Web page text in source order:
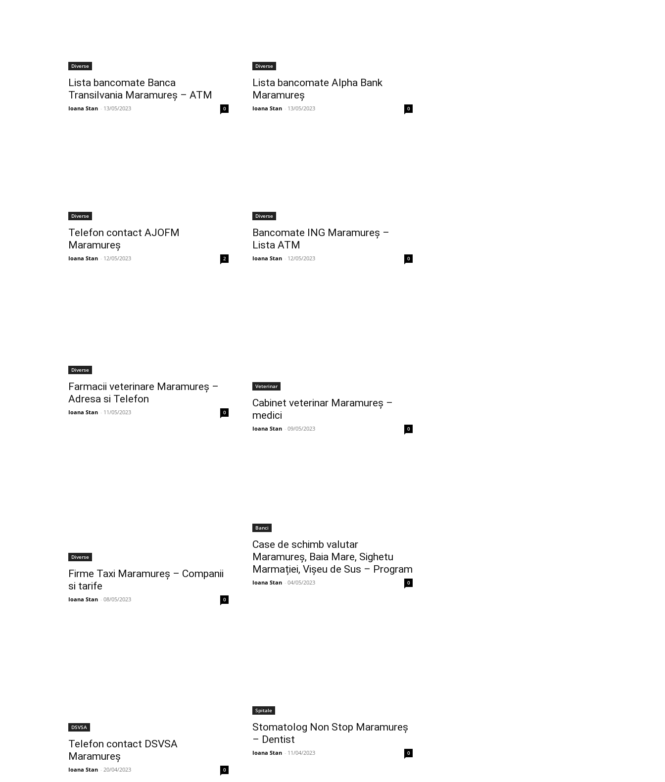
Diverse
Lista bancomate Banca
Transilvania Maramureș – ATM
Ioana Stan - 13/05/2023 0
Diverse
Lista bancomate Alpha Bank
Maramureș
Ioana Stan - 13/05/2023 0
Diverse
Telefon contact AJOFM
Maramureş
Ioana Stan - 12/05/2023 2
Diverse
Bancomate ING Maramureș –
Lista ATM
Ioana Stan - 12/05/2023 0
Diverse
Farmacii veterinare Maramureș –
Adresa si Telefon
Ioana Stan - 11/05/2023 0
Veterinar
Cabinet veterinar Maramureș –
medici
Ioana Stan - 09/05/2023 0
Diverse
Firme Taxi Maramureș – Companii
si tarife
Ioana Stan - 08/05/2023 0
Banci
Case de schimb valutar
Maramureș, Baia Mare, Sighetu
Marmației, Vișeu de Sus – Program
Ioana Stan - 04/05/2023 0
DSVSA
Telefon contact DSVSA
Maramureș
Ioana Stan - 20/04/2023 0
Spitale
Stomatolog Non Stop Maramureș
– Dentist
Ioana Stan - 11/04/2023 0